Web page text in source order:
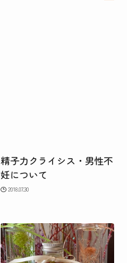
精子力クライシス・男性不
妊について
2018.07.30